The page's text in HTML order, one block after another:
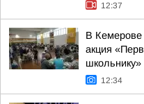
12:37
В Кемерове
акция
школьнику»
12:34